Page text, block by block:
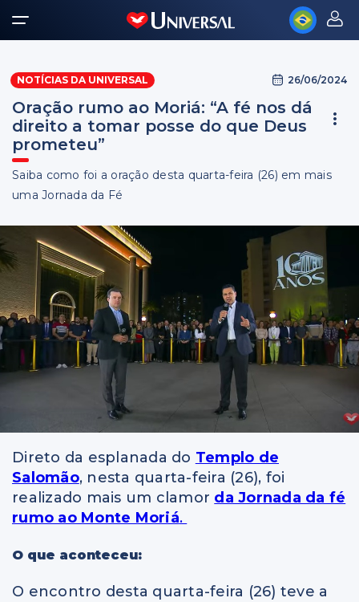
NOTÍCIAS DA UNIVERSAL 26/06/2024
Oração rumo ao Moriá: “A fé nos dá
direito a tomar posse do que Deus
prometeu”
Saiba como foi a oração desta quarta-feira (26) em mais
uma Jornada da Fé
Direto da esplanada do Templo de
Salomão, nesta quarta-feira (26), foi
realizado mais um clamor da Jornada da fé
rumo ao Monte Moriá.
O que aconteceu:
O encontro desta quarta-feira (26) teve a